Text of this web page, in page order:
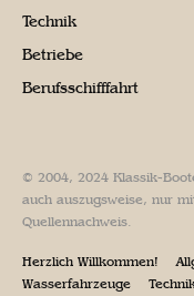
Technik
Betriebe
Berufsschifffahrt
© 2004, 2024 Klassik-
auch auszugsweise, nur
Quellennachweis.
Herzlich Willkommen!
Wasserfahrzeuge